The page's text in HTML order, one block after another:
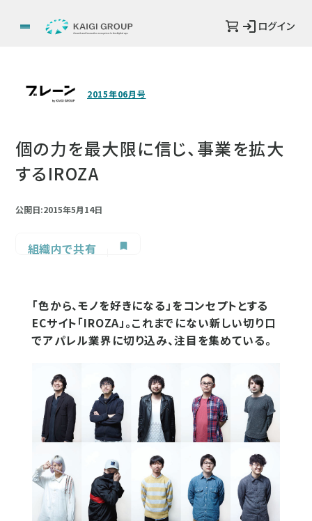
ログイン
2015年06月号
個の力を最大限に信じ、事業を拡大
するIROZA
公開日:2015年5月14日
組織内で共有
「色から、モノを好きになる」をコンセプトとする
ECサイト「IROZA」。これまでにない新しい切り口
でアパレル業界に切り込み、注目を集めている。